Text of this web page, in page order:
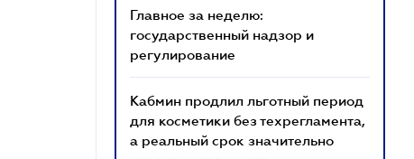
Главное за неделю:
государственный надзор и
регулирование
Кабмин продлил льготный период
для косметики без техрегламента,
а реальный срок значительно